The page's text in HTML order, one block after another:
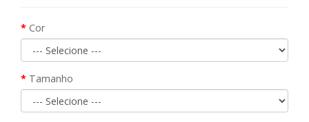
Cor
Tamanho